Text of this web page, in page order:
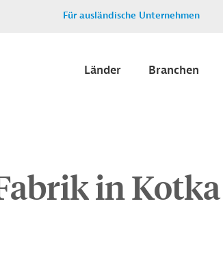
Für ausländische Unternehmen
Länder Branchen
in Kotka